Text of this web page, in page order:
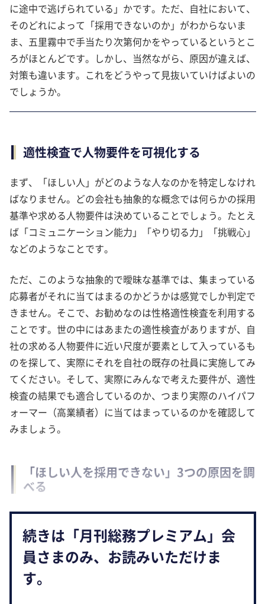
に途中で逃げられている」かです。ただ、自社において、
そのどれによって「採用できないのか」がわからないま
ま、五里霧中で手当たり次第何かをやっているというとこ
ろがほとんどです。しかし、当然ながら、原因が違えば、
対策も違います。これをどうやって見抜いていけばよいの
でしょうか。
適性検査で人物要件を可視化する
まず、「ほしい人」がどのような人なのかを特定しなけれ
ばなりません。どの会社も抽象的な概念では何らかの採用
基準や求める人物要件は決めていることでしょう。たとえ
ば「コミュニケーション能力」「やり切る力」「挑戦心」
などのようなことです。
ただ、このような抽象的で曖昧な基準では、集まっている
応募者がそれに当てはまるのかどうかは感覚でしか判定で
きません。そこで、お勧めなのは性格適性検査を利用する
ことです。世の中にはあまたの適性検査がありますが、自
社の求める人物要件に近い尺度が要素として入っているも
のを探して、実際にそれを自社の既存の社員に実施してみ
てください。そして、実際にみんなで考えた要件が、適性
検査の結果でも適合しているのか、つまり実際のハイパフ
ォーマー（高業績者）に当てはまっているのかを確認して
みましょう。
「ほしい人を採用できない」3つの原因を調
べる
続きは「月刊総務プレミアム」会
員さまのみ、お読みいただけま
す。